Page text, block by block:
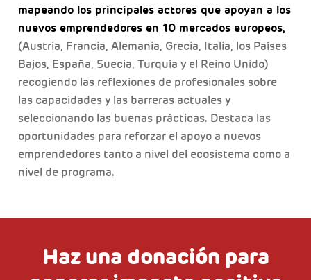
mapeando los principales actores que apoyan a los
nuevos emprendedores en 10 mercados europeos,
(Austria, Francia, Alemania, Grecia, Italia, los Países
Bajos, España, Suecia, Turquía y el Reino Unido)
recogiendo las reflexiones de profesionales sobre
las capacidades y las barreras actuales y
seleccionando las buenas prácticas. Destaca las
oportunidades para reforzar el apoyo a nuevos
emprendedores tanto a nivel del ecosistema como a
nivel de programa.
Haz una donación para